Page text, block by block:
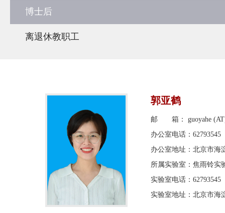
博士后
离退休教职工
郭亚鹤
邮 箱： guoyahe (AT)
办公室电话：62793545
办公室地址：北京市海
所属实验室：焦雨铃实
实验室电话：62793545
实验室地址：北京市海